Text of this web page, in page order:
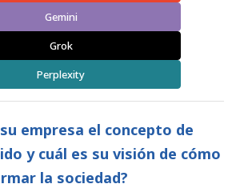
Gemini
Grok
Perplexity
empresa el concepto de
y cuál es su visión de cómo
la sociedad?